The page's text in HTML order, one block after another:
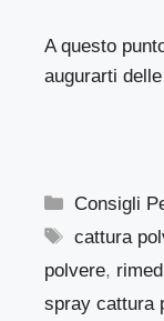
A questo
augurarti
Categorie
Consigli
Tag
cattura
polvere,
spray cattura